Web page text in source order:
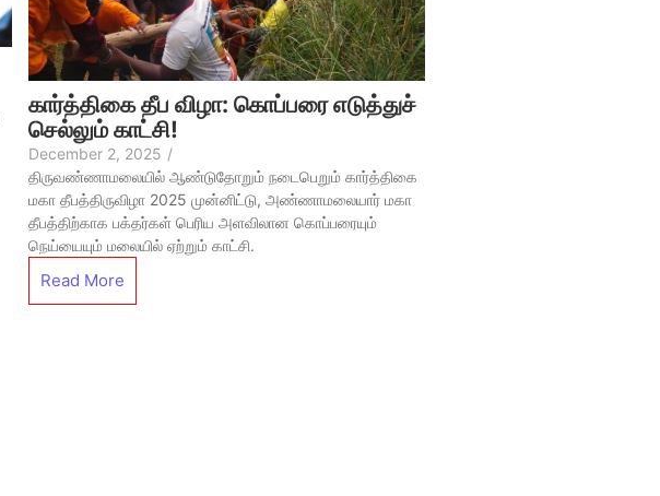
கார்த்திகை தீப விழா: கொப்பரை எடுத்துச்
செல்லும் காட்சி!
December 2, 2025 /
திருவண்ணாமலையில் ஆண்டுதோறும் நடைபெறும் கார்த்திகை
மகா தீபத்திருவிழா 2025 முன்னிட்டு, அண்ணாமலையார் மகா
தீபத்திற்காக பக்தர்கள் பெரிய அளவிலான கொப்பரையும்
நெய்யையும் மலையில் ஏற்றும் காட்சி.
Read More